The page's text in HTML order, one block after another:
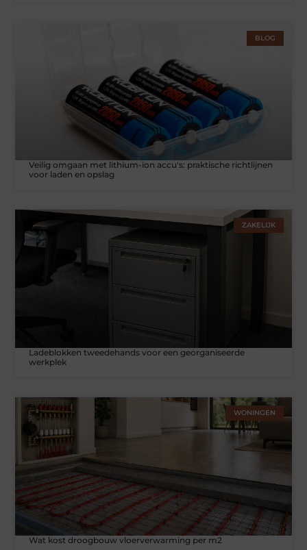
BLOG
Veilig omgaan met lithium-ion accu's: praktische richtlijnen
voor laden en opslag
ZAKELIJK
Ladeblokken tweedehands voor een georganiseerde
werkplek
WONINGEN
Wat kost droogbouw vloerverwarming per m2